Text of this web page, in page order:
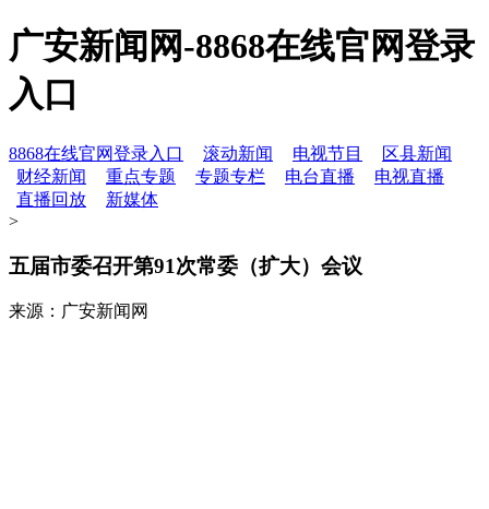
广安新闻网-8868在线官网登录
入口
8868在线官网登录入口 滚动新闻 电视节目
区县新闻
财经新闻
重点专题 专题专栏 电台直播
电视直播
直播回放
新媒体
>
五届市委召开第91次常委（扩大）会议
来源：广安新闻网